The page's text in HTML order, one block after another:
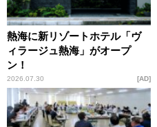
熱海に新リゾートホテル「ヴ
ィラージュ熱海」がオープ
ン！
2026.07.30 AD